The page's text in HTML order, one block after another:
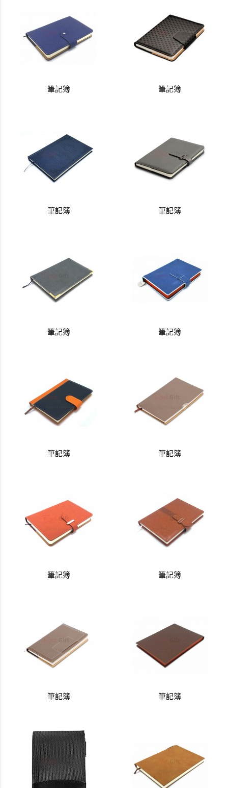
筆記簿 筆記簿
筆記簿 筆記簿
筆記簿 筆記簿
筆記簿 筆記簿
筆記簿 筆記簿
筆記簿 筆記簿